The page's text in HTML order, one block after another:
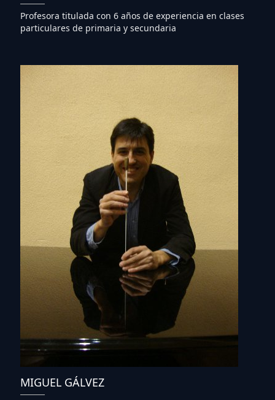
Profesora titulada con 6 años de experiencia en clases
particulares de primaria y secundaria
MIGUEL GÁLVEZ